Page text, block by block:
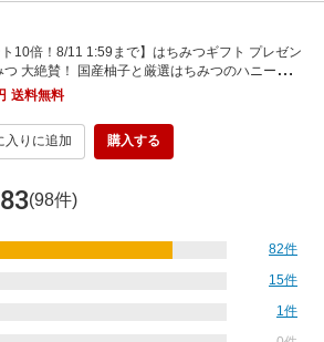
ト10倍！8/11 1:59まで】はちみつギフト プレゼン
つ 大絶賛！ 国産柚子と厳選はちみつのハニードリ
みつ 500ml」(蜂蜜 ハチミツ 柚子 ゆず 内祝 出産
トお祝い お歳暮 お年賀 ジュース)
送料無料
入りに追加 購入する
(98件)
82件
15件
1件